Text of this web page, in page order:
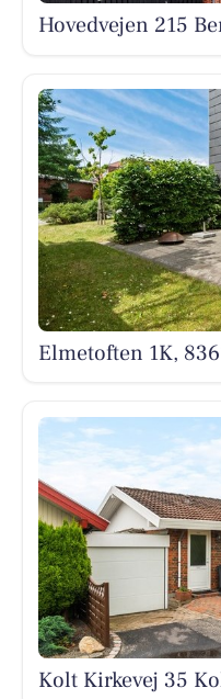
Hovedvejen 215
Elmetoften 1K,
Kolt Kirkevej 35